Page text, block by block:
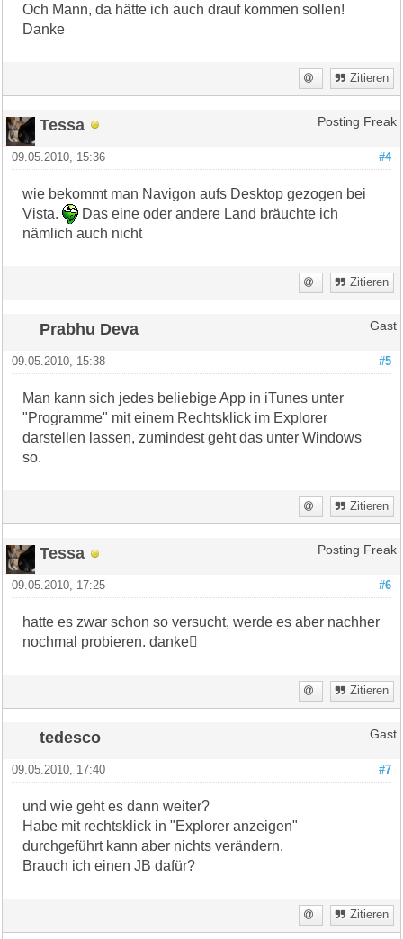
Och Mann, da hätte ich auch drauf kommen sollen!
Danke
Zitieren
Tessa Posting Freak
#4
09.05.2010, 15:36
wie bekommt man Navigon aufs Desktop gezogen bei
Vista.
Das eine oder andere Land bräuchte ich
nämlich auch nicht
Zitieren
Prabhu Deva Gast
#5
09.05.2010, 15:38
Man kann sich jedes beliebige App in iTunes unter
"Programme" mit einem Rechtsklick im Explorer
darstellen lassen, zumindest geht das unter Windows
so.
Zitieren
Tessa Posting Freak
#6
09.05.2010, 17:25
hatte es zwar schon so versucht, werde es aber nachher
nochmal probieren. danke
Zitieren
tedesco Gast
#7
09.05.2010, 17:40
und wie geht es dann weiter?
Habe mit rechtsklick in "Explorer anzeigen"
durchgeführt kann aber nichts verändern.
Brauch ich einen JB dafür?
Zitieren